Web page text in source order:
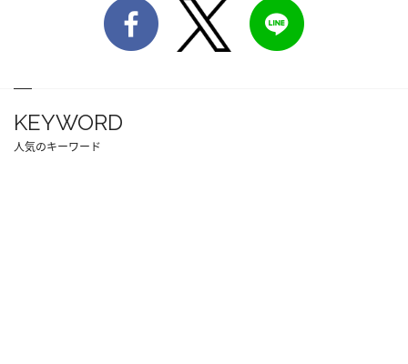
KEYWORD
人気のキーワード